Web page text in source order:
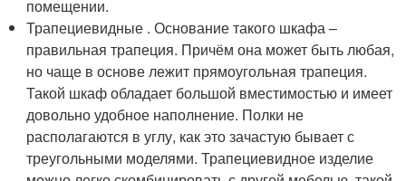
помещении.
Трапециевидные . Основание такого шкафа –
правильная трапеция. Причём она может быть любая,
но чаще в основе лежит прямоугольная трапеция.
Такой шкаф обладает большой вместимостью и имеет
довольно удобное наполнение. Полки не
располагаются в углу, как это зачастую бывает с
треугольными моделями. Трапециевидное изделие